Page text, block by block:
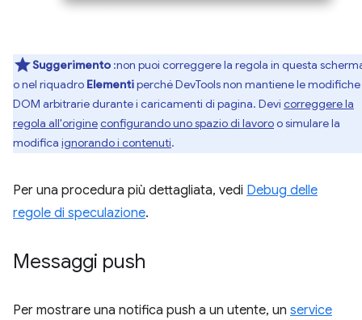
Suggerimento :non puoi correggere la regola in questa
o nel riquadro Elementiperché DevTools non mantiene le modifiche
DOM arbitrarie durante i caricamenti di pagina. Devi correggere la
regola all'origineconfigurando uno spazio di lavoroo simulare la
modifica ignorando i contenuti.
Per una procedura più dettagliata, vedi Debug delle
regole di speculazione.
Messaggi push
Per mostrare una notifica push a un utente, un service